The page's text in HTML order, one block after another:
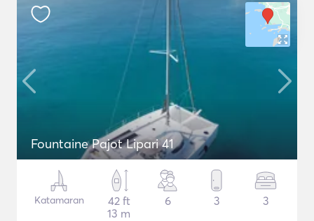
Fountaine Pajot Lipari 41
Katamaran
42 ft
13 m
6 3 3